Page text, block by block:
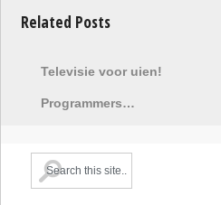
Related Posts
Televisie voor uien!
Programmers…